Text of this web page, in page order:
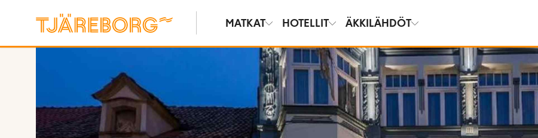
MATKAT HOTELLIT ÄKKILÄHDÖT